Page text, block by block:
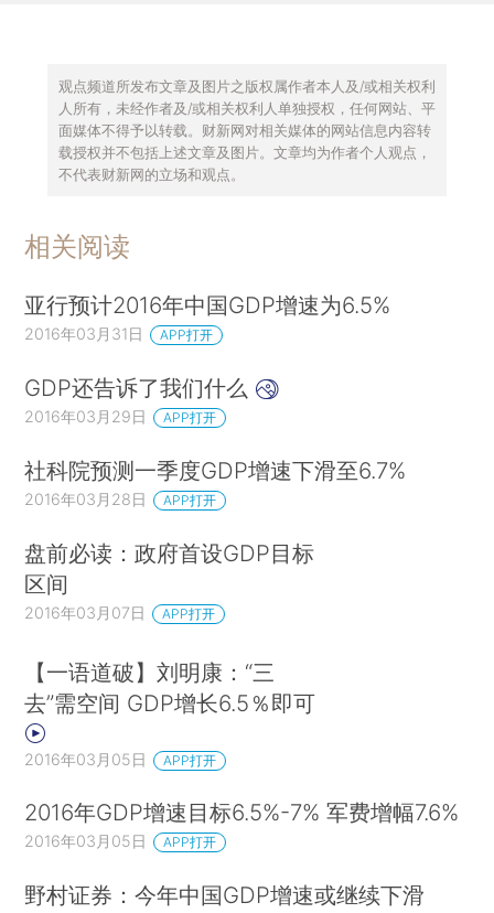
观点频道所发布文章及图片之版权属作者本人及/或相关权利
人所有，未经作者及/或相关权利人单独授权，任何网站、平
面媒体不得予以转载。财新网对相关媒体的网站信息内容转
载授权并不包括上述文章及图片。文章均为作者个人观点，
不代表财新网的立场和观点。
相关阅读
亚行预计2016年中国GDP增速为6.5%
2016年03月31日 APP打开
GDP还告诉了我们什么
2016年03月29日 APP打开
社科院预测一季度GDP增速下滑至6.7%
2016年03月28日 APP打开
盘前必读：政府首设GDP目标
区间
2016年03月07日 APP打开
【一语道破】刘明康：“三
去”需空间 GDP增长6.5％即可
2016年03月05日 APP打开
2016年GDP增速目标6.5%-7% 军费增幅7.6%
2016年03月05日 APP打开
野村证券：今年中国GDP增速或继续下滑